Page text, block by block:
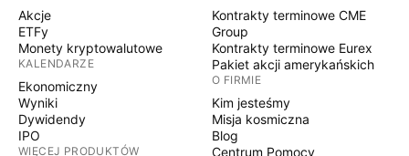
Akcje
ETFy
Monety kryptowalutowe
KALENDARZE
Ekonomiczny
Wyniki
Dywidendy
IPO
WIĘCEJ PRODUKTÓW
Kontrakty terminowe CME
Group
Kontrakty terminowe Eurex
Pakiet akcji amerykańskich
O FIRMIE
Kim jesteśmy
Misja kosmiczna
Blog
Centrum Pomocy